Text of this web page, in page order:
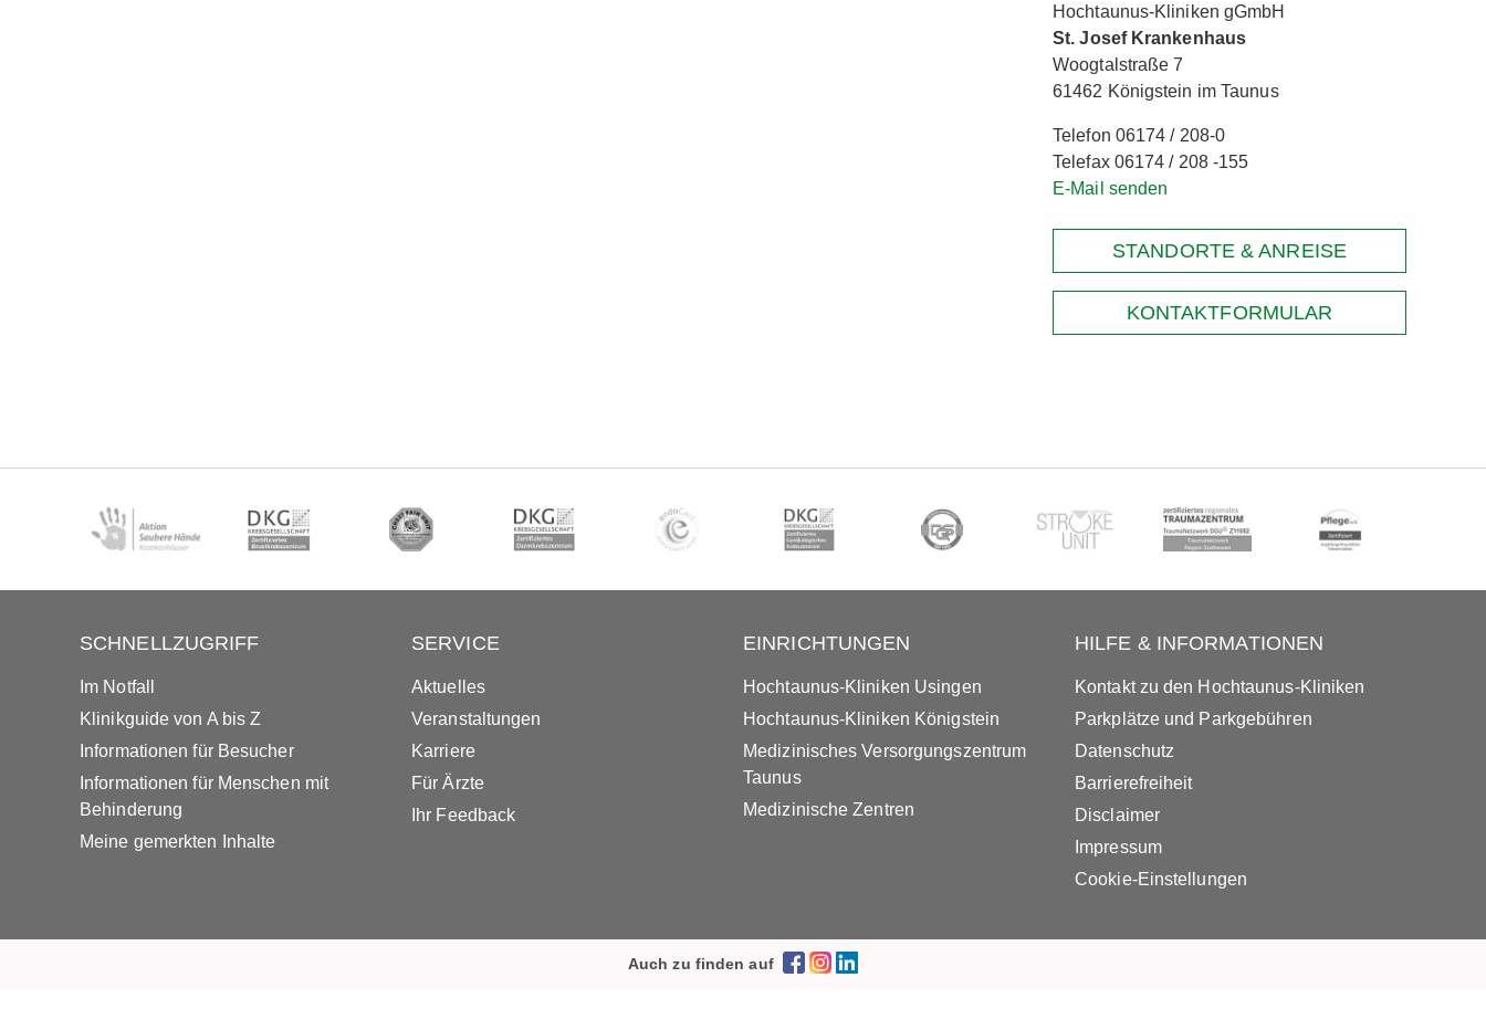
Hochtaunus-Kliniken gGmbH
St. Josef Krankenhaus
Woogtalstraße 7
61462 Königstein im Taunus
Telefon 06174 / 208-0
Telefax 06174 / 208 -155
E-Mail senden
STANDORTE & ANREISE
KONTAKTFORMULAR
SCHNELLZUGRIFF
Im Notfall
Klinikguide von A bis Z
Informationen für Besucher
Informationen für Menschen mit
Behinderung
Meine gemerkten Inhalte
SERVICE
Aktuelles
Veranstaltungen
Karriere
Für Ärzte
Ihr Feedback
EINRICHTUNGEN
Hochtaunus-Kliniken Usingen
Hochtaunus-Kliniken Königstein
Medizinisches Versorgungszentrum
Taunus
Medizinische Zentren
HILFE & INFORMATIONEN
Kontakt zu den Hochtaunus-Kliniken
Parkplätze und Parkgebühren
Datenschutz
Barrierefreiheit
Disclaimer
Impressum
Cookie-Einstellungen
Auch zu finden auf